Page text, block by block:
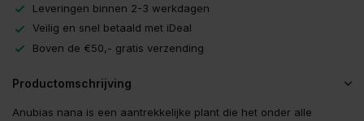
Leveringen binnen 2-3 werkdagen
Veilig en snel betaald met iDeal
Boven de €50,- gratis verzending
Productomschrijving
Anubias nana is een aantrekkelijke plant die het onder alle